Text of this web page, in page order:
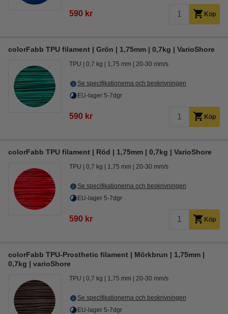
590 kr Köp
colorFabb TPU filament | Grön | 1,75mm | 0,7kg | VarioShore
TPU 0,7 kg 1,75 mm 20-30 mm/s
Se specifikationerna och beskrivningen
EU-lager 5-7dgr
590 kr Köp
colorFabb TPU filament | Röd | 1,75mm | 0,7kg | VarioShore
TPU 0,7 kg 1,75 mm 20-30 mm/s
Se specifikationerna och beskrivningen
EU-lager 5-7dgr
590 kr Köp
colorFabb TPU-Prosthetic filament | Mörkbrun | 1,75mm |
0,7kg | varioShore
TPU 0,7 kg 1,75 mm 20-30 mm/s
Se specifikationerna och beskrivningen
EU-lager 5-7dgr